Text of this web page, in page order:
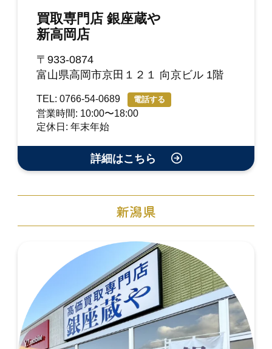
買取専門店 銀座蔵や
新高岡店
〒933-0874
富山県高岡市京田１２１ 向京ビル 1階
TEL: 0766-54-0689 電話する
営業時間: 10:00〜18:00
定休日: 年末年始
詳細はこちら
新潟県